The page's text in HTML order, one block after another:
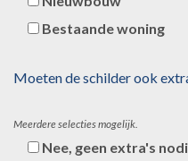
Bestaande woning
Moeten de schilder ook
Meerdere selecties mogelijk.
Nee, geen extra's